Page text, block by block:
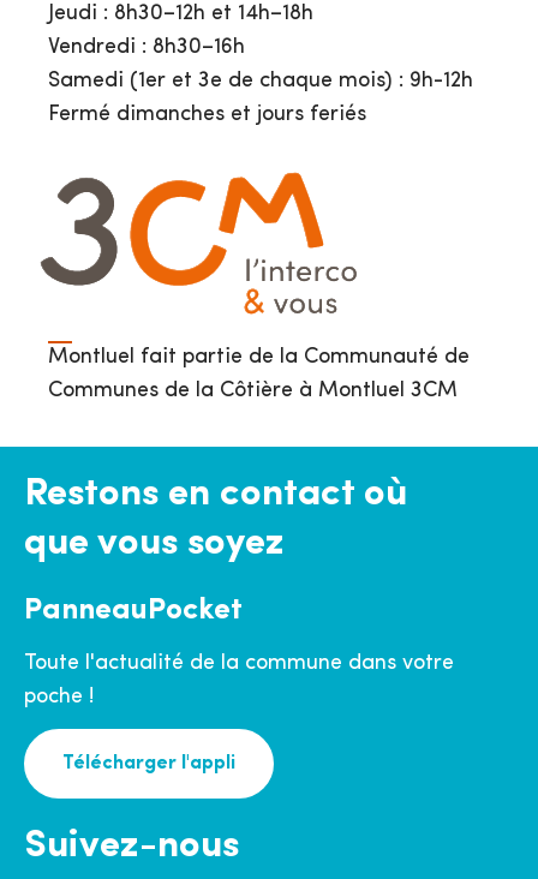
Jeudi : 8h30–12h et 14h–18h
Vendredi : 8h30–16h
Samedi (1er et 3e de chaque mois) : 9h-12h
Fermé dimanches et jours feriés
Montluel fait partie de la Communauté de
Communes de la Côtière à Montluel 3CM
Restons en contact où
que vous soyez
PanneauPocket
Toute l'actualité de la commune dans votre
poche !
Télécharger l'appli
Suivez-nous